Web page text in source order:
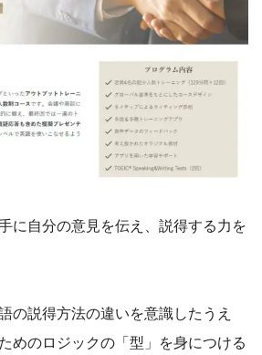
に自分の意見を伝え、説得する力を
の説得方法の違いを意識したうえ
めのロジックの「型」を身につける